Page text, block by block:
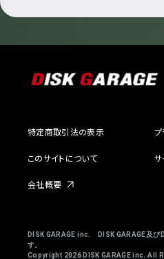
特定商取引法の表示 プ
このサイトについて サ
会社概要
DISK GARAGE inc. DISK GARAGE及び
す。
Copyright 2026 DISK GARAGE inc. All